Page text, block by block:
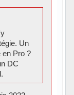
Un
en Pro ?
DC